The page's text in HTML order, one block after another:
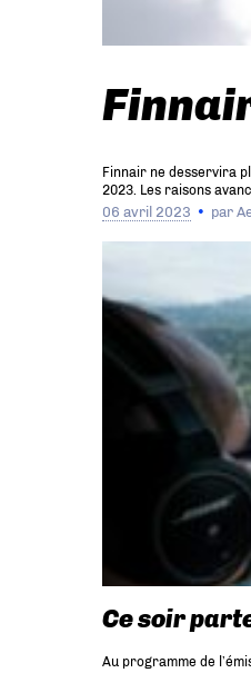
Finnair ne desservira
2023. Les raisons
06 avril 2023 par
Ce soir
Au programme de